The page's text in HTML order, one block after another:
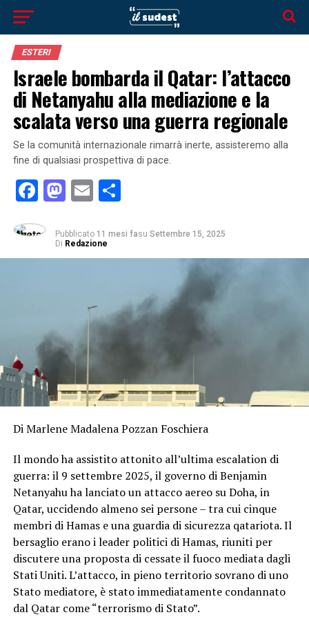
ESTERI
Israele bombarda il Qatar: l’attacco
di Netanyahu alla mediazione e la
scalata verso una guerra regionale
Se la comunità internazionale rimarrà inerte, assisteremo alla
fine di qualsiasi prospettiva di pace.
Facebook
Mastodon
EmailCondividi
Pubblicato 11 mesi fasu Settembre 15, 2025
Di Redazione
Di Marlene Madalena Pozzan Foschiera
Il mondo ha assistito attonito all’ultima escalation di
guerra: il 9 settembre 2025, il governo di Benjamin
Netanyahu ha lanciato un attacco aereo su Doha, in
Qatar, uccidendo almeno sei persone – tra cui cinque
membri di Hamas e una guardia di sicurezza qatariota. Il
bersaglio erano i leader politici di Hamas, riuniti per
discutere una proposta di cessate il fuoco mediata dagli
Stati Uniti. L’attacco, in pieno territorio sovrano di uno
Stato mediatore, è stato immediatamente condannato
dal Qatar come “terrorismo di Stato”.